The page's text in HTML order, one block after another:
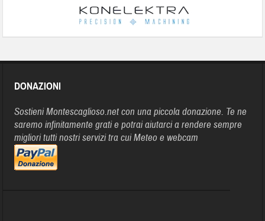
DONAZIONI
Sostieni Montescaglioso.net con una piccola donazione. Te ne
saremo infinitamente grati e potrai aiutarci a rendere sempre
migliori tutti nostri servizi tra cui Meteo e webcam